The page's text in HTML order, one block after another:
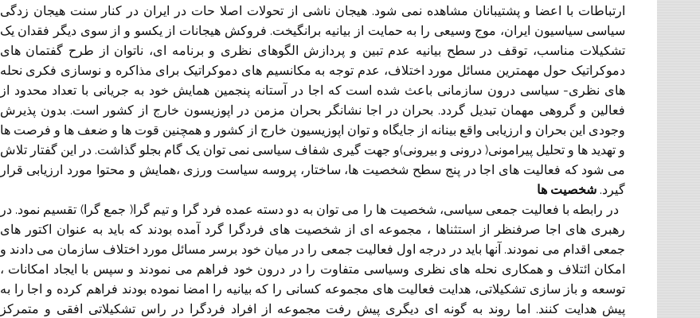
ارتباطات با اعضا و پشتیبانان مشاهده نمی شود. هیجان ناشی از تحولات اصلا حات در ایران در کنار سنت هیجان زدگی
سیاسی سیاسیون ایران، موج وسیعی را به حمایت از بیانیه برانگیخت. فروکش هیجانات از یکسو و از سوی دیگر فقدان یک
تشکیلات مناسب، توقف در سطح بیانیه عدم تبین و پردازش الگوهای نظری و برنامه ای، ناتوان از طرح گفتمان های
دموکراتیک حول مهمترین مسائل مورد اختلاف، عدم توجه به مکانسیم های دموکراتیک برای مذاکره و نوسازی فکری نحله
های نظری- سیاسی درون سازمانی باعث شده است که اجا در آستانه پنجمین همایش خود به جریانی با تعداد محدود از
فعالین و گروهی مهمان تبدیل گردد. بحران در اجا نشانگر بحران مزمن در اپوزیسون خارج از کشور است. بدون پذیرش
وجودی این بحران و ارزیابی واقع بینانه از جایگاه و توان اپوزیسیون خارج از کشور و همچنین قوت ها و ضعف ها و فرصت ها
و تهدید ها و تحلیل پیرامونی( درونی و بیرونی)و جهت گیری شفاف سیاسی نمی توان یک گام بجلو گذاشت. در این گفتار تلاش
می شود که فعالیت های اجا در پنج سطح شخصیت ها، ساختار، پروسه سیاست ورزی ،همایش و محتوا مورد ارزیابی قرار
گیرد. شخصیت ها
در رابطه با فعالیت جمعی سیاسی، شخصیت ها را می توان به دو دسته عمده فرد گرا و تیم گرا( جمع گرا) تقسیم نمود. در
رهبری های اجا صرفنظر از استثناها ، مجموعه ای از شخصیت های فردگرا گرد آمده بودند که باید به عنوان اکتور های
جمعی اقدام می نمودند. آنها باید در درجه اول فعالیت جمعی را در میان خود برسر مسائل مورد اختلاف سازمان می دادند و
امکان ائتلاف و همکاری نحله های نظری وسیاسی متفاوت را در درون خود فراهم می نمودند و سپس با ایجاد امکانات ،
توسعه و باز سازی تشکیلاتی، هدایت فعالیت های مجموعه کسانی را که بیانیه را امضا نموده بودند فراهم کرده و اجا را به
پیش هدایت کنند. اما روند به گونه ای دیگری پیش رفت مجموعه از افراد فردگرا در راس تشکیلاتی افقی و متمرکز